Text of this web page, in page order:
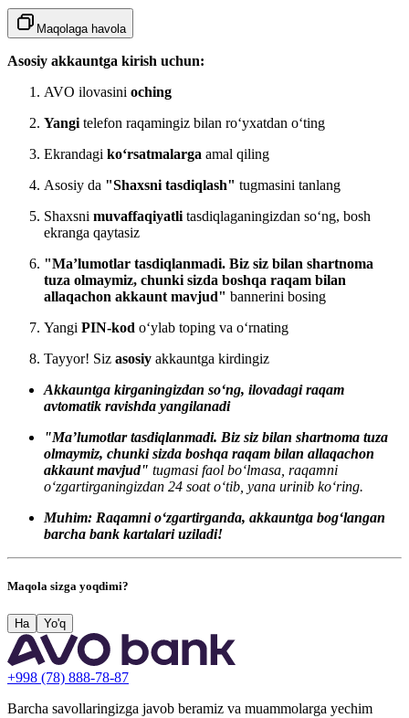
Maqolaga havola
Asosiy akkauntga kirish uchun:
AVO ilovasini oching
Yangi telefon raqamingiz bilan ro‘yxatdan o‘ting
Ekrandagi ko‘rsatmalarga amal qiling
Asosiy da "Shaxsni tasdiqlash" tugmasini tanlang
Shaxsni muvaffaqiyatli tasdiqlaganingizdan so‘ng, bosh
ekranga qaytasiz
"Ma’lumotlar tasdiqlanmadi. Biz siz bilan shartnoma
tuza olmaymiz, chunki sizda boshqa raqam bilan
allaqachon akkaunt mavjud" bannerini bosing
Yangi PIN-kod o‘ylab toping va o‘rnating
Tayyor! Siz asosiy akkauntga kirdingiz
Akkauntga kirganingizdan so‘ng, ilovadagi raqam
avtomatik ravishda yangilanadi
"Ma’lumotlar tasdiqlanmadi. Biz siz bilan shartnoma tuza
olmaymiz, chunki sizda boshqa raqam bilan allaqachon
akkaunt mavjud" tugmasi faol bo‘lmasa, raqamni
o‘zgartirganingizdan 24 soat o‘tib, yana urinib ko‘ring.
Muhim: Raqamni o‘zgartirganda, akkauntga bog‘langan
barcha bank kartalari uziladi!
Maqola sizga yoqdimi?
Ha Yo'q
+998 (78) 888-78-87
Barcha savollaringizga javob beramiz va muammolarga yechim